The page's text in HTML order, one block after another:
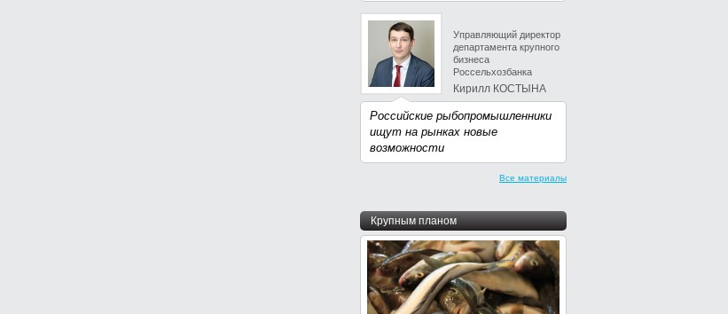
Управляющий директор
департамента крупного
бизнеса
Россельхозбанка
Кирилл КОСТЫНА
Российские рыбопромышленники
ищут на рынках новые
возможности
Все материалы
Крупным планом